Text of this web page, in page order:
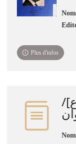
Plus d'infos